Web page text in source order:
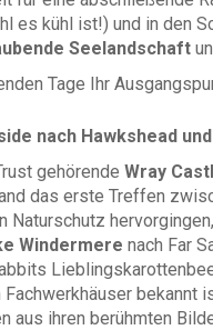
es kühl ist!) und in den
Seelandschaft
Tage Ihr
nach Hawkshead
gehörende Wray
das erste Treffen
Naturschutz
Windermere nach Far
bekannt
aus ihren berühmten